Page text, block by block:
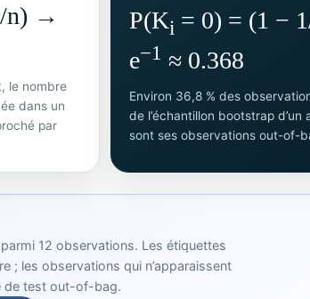
n) →
le nombre
dans un
par
P(Ki = 0) = (1 −
e−1 ≈ 0.368
Environ 36,8 % des
de l’échantillon bootstrap d’un
sont ses observations out-of-
12 observations. Les étiquettes
; les observations qui n’apparaissent
de test out-of-bag.